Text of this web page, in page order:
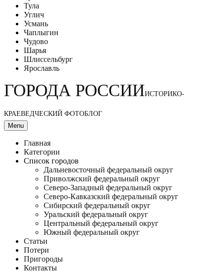
Тула
Углич
Усмань
Чаплыгин
Чудово
Шарья
Шлиссельбург
Ярославль
ГОРОДА РОССИИИСТОРИКО-
КРАЕВЕДЧЕСКИЙ ФОТОБЛОГ
Menu
Главная
Категории
Список городов
Дальневосточный федеральный округ
Приволжский федеральный округ
Северо-Западный федеральный округ
Северо-Кавказский федеральный округ
Сибирский федеральный округ
Уральский федеральный округ
Центральный федеральный округ
Южный федеральный округ
Статьи
Потери
Пригороды
Контакты